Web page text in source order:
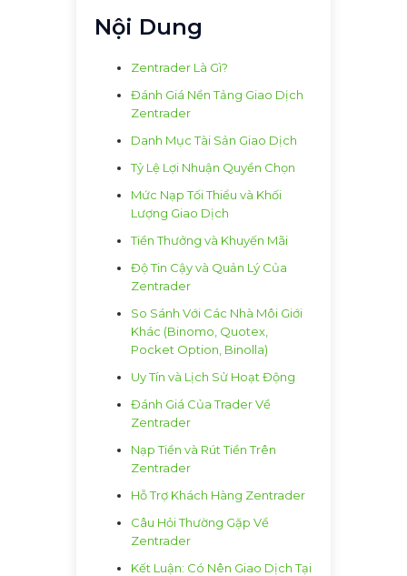
Nội Dung
Zentrader Là Gì?
Đánh Giá Nền Tảng Giao Dịch
Zentrader
Danh Mục Tài Sản Giao Dịch
Tỷ Lệ Lợi Nhuận Quyền Chọn
Mức Nạp Tối Thiểu và Khối
Lượng Giao Dịch
Tiền Thưởng và Khuyến Mãi
Độ Tin Cậy và Quản Lý Của
Zentrader
So Sánh Với Các Nhà Môi Giới
Khác (Binomo, Quotex,
Pocket Option, Binolla)
Uy Tín và Lịch Sử Hoạt Động
Đánh Giá Của Trader Về
Zentrader
Nạp Tiền và Rút Tiền Trên
Zentrader
Hỗ Trợ Khách Hàng Zentrader
Câu Hỏi Thường Gặp Về
Zentrader
Kết Luận: Có Nên Giao Dịch Tại